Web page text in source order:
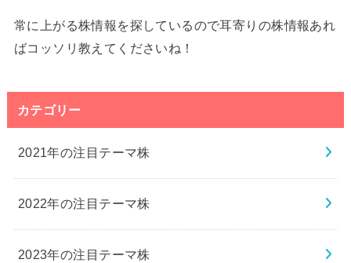
常に上がる株情報を探しているので耳寄りの株情報あれ
ばコッソリ教えてくださいね！
カテゴリー
2021年の注目テーマ株
2022年の注目テーマ株
2023年の注目テーマ株